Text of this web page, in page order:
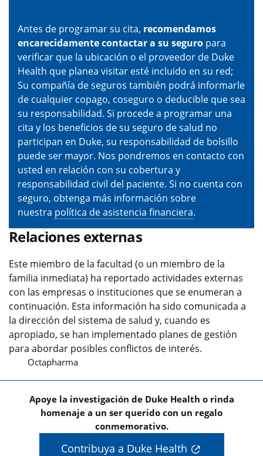
Antes de programar su cita, recomendamos
encarecidamente contactar a su seguro para
verificar que la ubicación o el proveedor de Duke
Health que planea visitar esté incluido en su red;
Su compañía de seguros también podrá informarle
de cualquier copago, coseguro o deducible que sea
su responsabilidad. Si procede a programar una
cita y los beneficios de su seguro de salud no
participan en Duke, su responsabilidad de bolsillo
puede ser mayor. Nos pondremos en contacto con
usted en relación con su cobertura y
responsabilidad civil del paciente. Si no cuenta con
seguro, obtenga más información sobre
nuestra política de asistencia financiera.
Relaciones externas
Este miembro de la facultad (o un miembro de la
familia inmediata) ha reportado actividades externas
con las empresas o instituciones que se enumeran a
continuación. Esta información ha sido comunicada a
la dirección del sistema de salud y, cuando es
apropiado, se han implementado planes de gestión
para abordar posibles conflictos de interés.
Octapharma
Apoye la investigación de Duke Health o rinda
homenaje a un ser querido con un regalo
conmemorativo.
Contribuya a Duke Health